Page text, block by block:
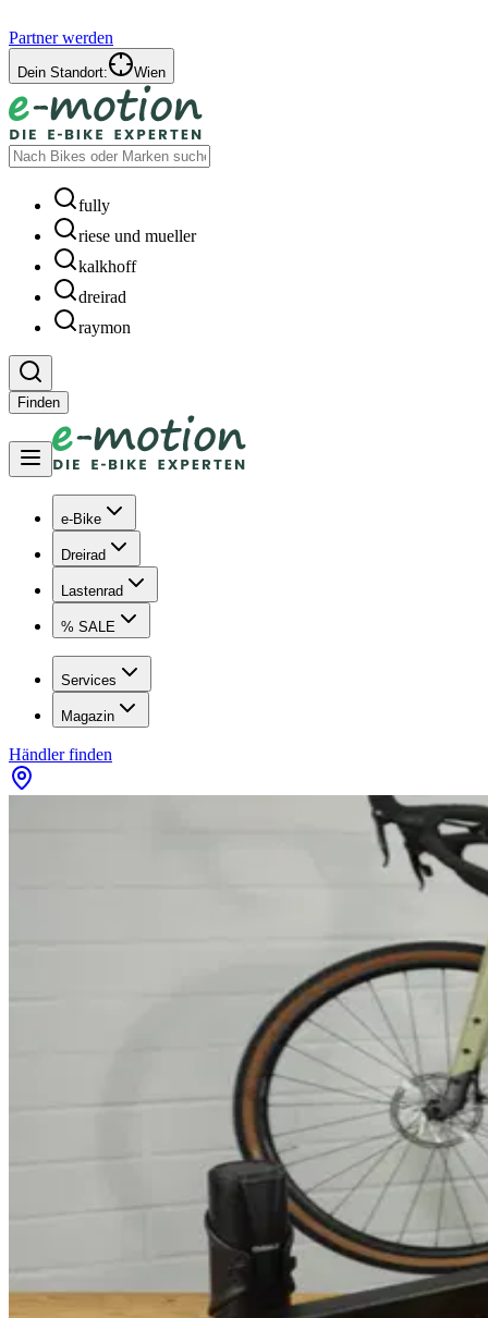
Partner werden
Dein Standort: Wien
fully
riese und mueller
kalkhoff
dreirad
raymon
Finden
e-Bike
Dreirad
Lastenrad
% SALE
Services
Magazin
Händler finden